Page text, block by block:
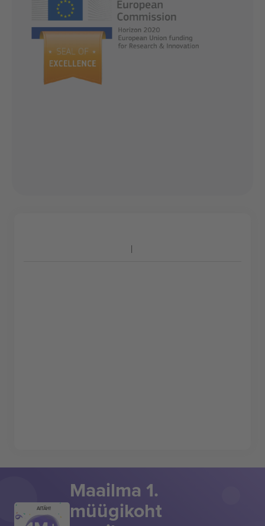
AITÄH!
Maailma 1.
müügikoht